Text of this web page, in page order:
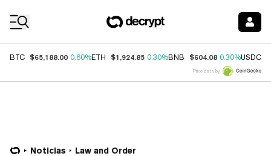
BTC $65,188.00 0.60%ETH $1,924.85 0.30%BNB $604.08 0.30%USDC
Price data by
Noticias Law and Order